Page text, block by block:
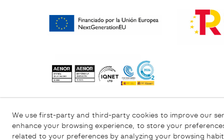
Informativa sulla Privacy Informativa sui
We use first-party and third-party cookies to improve our
enhance your browsing experience, to store your
related to your preferences by analyzing your browsing